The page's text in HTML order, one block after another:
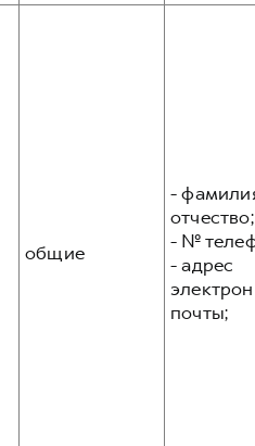
общие
-
отчество;
- №
- адрес
почты;